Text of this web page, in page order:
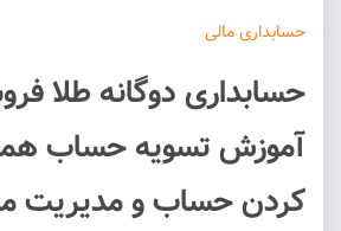
حسابداریمالی
حسابداری دوگانه طلا
آموزش تسویه حساب
کردن حساب و مدیریت